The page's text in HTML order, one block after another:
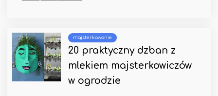
majsterkowanie
20 praktyczny dzban z
mlekiem majsterkowiczów
w ogrodzie